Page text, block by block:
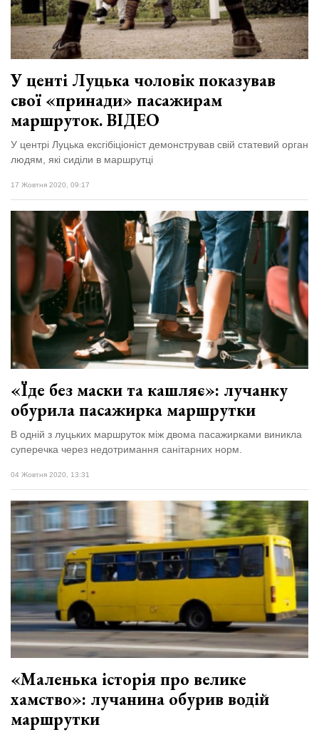
залишив у
Луцьку
три...
27 Липня 2026
682 переглядів
Персона
Лайф
Афіша
Політика конфіденційності
У центі Луцька чоловік показував
свої «принади» пасажирам
маршруток. ВІДЕО
У центрі Луцька ексгібіціоніст демонстрував свій статевий орган
людям, які сиділи в маршрутці
17 Жовтня 2020, 09:17
«Їде без маски та кашляє»: лучанку
обурила пасажирка маршрутки
В одній з луцьких маршруток між двома пасажирками виникла
суперечка через недотримання санітарних норм.
04 Жовтня 2020, 13:31
«Маленька історія про велике
хамство»: лучанина обурив водій
маршрутки